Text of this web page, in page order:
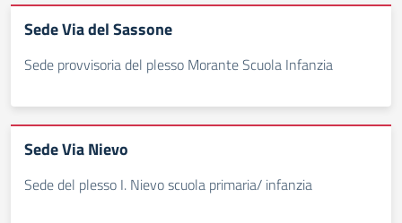
Sede Via del Sassone
Sede provvisoria del plesso Morante Scuola Infanzia
Sede Via Nievo
Sede del plesso I. Nievo scuola primaria/ infanzia